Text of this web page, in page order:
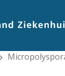
chevron_right